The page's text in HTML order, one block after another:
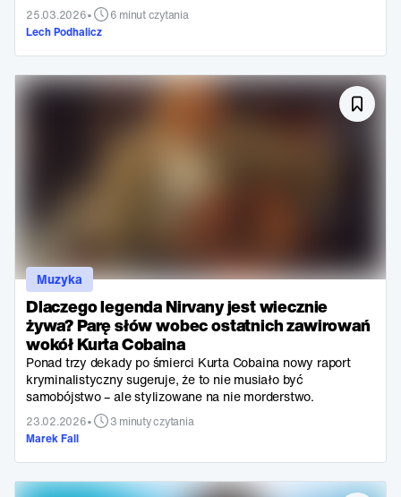
25.03.2026•
6 minut czytania
Lech Podhalicz
Dlaczego legenda Nirvany jest wiecznie
żywa? Parę słów wobec ostatnich zawirowań
wokół Kurta Cobaina
Ponad trzy dekady po śmierci Kurta Cobaina nowy raport
kryminalistyczny sugeruje, że to nie musiało być
samobójstwo – ale stylizowane na nie morderstwo.
23.02.2026•
3 minuty czytania
Marek Fall
Muzyka